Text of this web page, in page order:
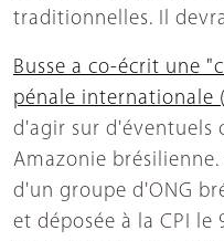
traditionnelles. Il
Busse a co-écrit une
pénale internationale
d'agir sur d'éventuels
Amazonie
d'un groupe d'ONG
et déposée à la CPI le